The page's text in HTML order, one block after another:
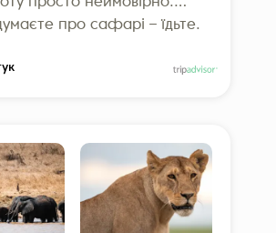
додатково підкреслює
про сафарі – їдьте.
Ми вже не можемо